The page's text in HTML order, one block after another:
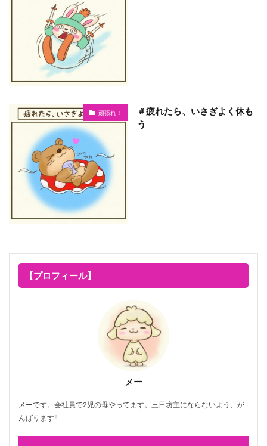
頑張れ！
＃疲れたら、いさぎよく休も
う
【プロフィール】
メー
メーです。会社員で2児の母やってます。三日坊主にならないよう、が
んばります‼